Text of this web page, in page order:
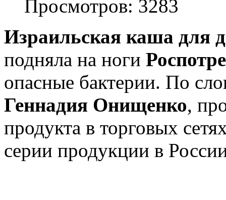
Просмотров: 3283
Израильская каша для
подняла на ноги
опасные бактерии. По
Геннадия Онищенко,
продукта в торговых
серии продукции в